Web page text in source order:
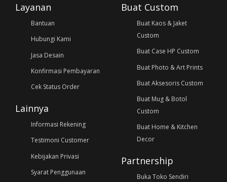
Layanan
Bantuan
Hubungi Kami
Jasa Desain
Konfirmasi Pembayaran
Cek Status Order
Lainnya
Informasi Rekening
Testimoni Customer
Kebijakan Privasi
Syarat Penggunaan
Buat Custom
Buat Kaos & Jaket
Custom
Buat Case HP Custom
Buat Photo & Art Prints
Buat Aksesoris Custom
Buat Mug & Botol
Custom
Buat Home & Kitchen
Decor
Partnership
Buka Toko Sendiri